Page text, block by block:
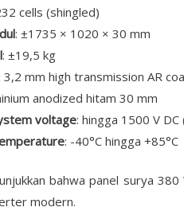
cells (shingled)
: ±1735 × 1020 × 30 mm
: ±19,5 kg
3,2 mm high transmission AR
anodized hitam 30 mm
voltage: hingga 1500 V DC
: -40°C hingga +85°C
bahwa panel surya
modern.